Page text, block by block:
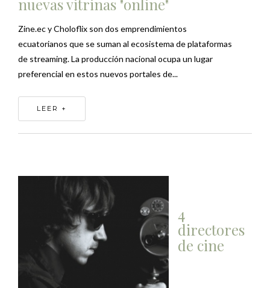
nuevas vitrinas "online"
Zine.ec y Choloflix son dos emprendimientos
ecuatorianos que se suman al ecosistema de plataformas
de streaming. La producción nacional ocupa un lugar
preferencial en estos nuevos portales de...
LEER +
4
directores
de cine